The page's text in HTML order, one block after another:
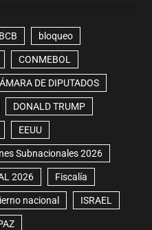
BCB bloqueo
CONMEBOL
DE DIPUTADOS
DONALD TRUMP
EEUU
Subnacionales 2026
2026 Fiscalía
nacional ISRAEL